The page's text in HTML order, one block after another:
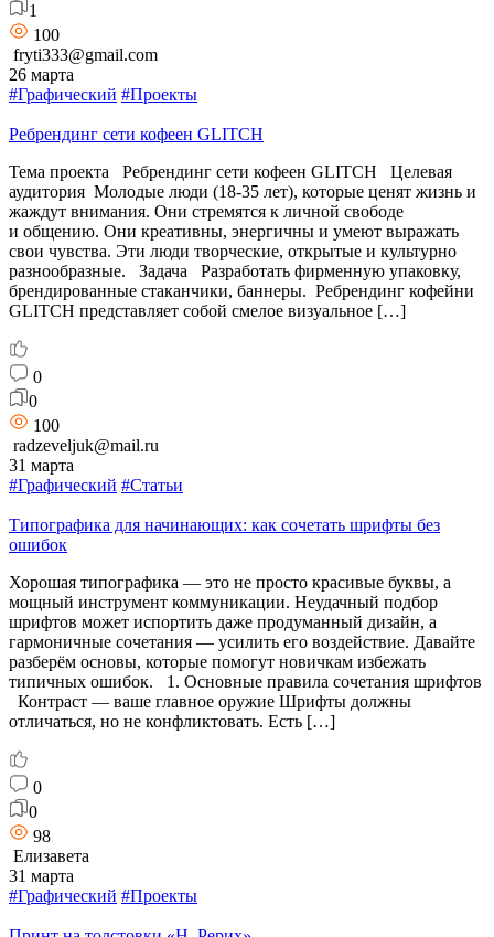
1
100
fryti333@gmail.com
26 марта
#Графический #Проекты
Ребрендинг сети кофеен GLITCH
Тема проекта Ребрендинг сети кофеен GLITCH Целевая
аудитория Молодые люди (18-35 лет), которые ценят жизнь и
жаждут внимания. Они стремятся к личной свободе
и общению. Они креативны, энергичны и умеют выражать
свои чувства. Эти люди творческие, открытые и культурно
разнообразные. Задача Разработать фирменную упаковку,
брендированные стаканчики, баннеры. Ребрендинг кофейни
GLITCH представляет собой смелое визуальное […]
0
0
100
radzeveljuk@mail.ru
31 марта
#Графический #Статьи
Типографика для начинающих: как сочетать шрифты без
ошибок
Хорошая типографика — это не просто красивые буквы, а
мощный инструмент коммуникации. Неудачный подбор
шрифтов может испортить даже продуманный дизайн, а
гармоничные сочетания — усилить его воздействие. Давайте
разберём основы, которые помогут новичкам избежать
типичных ошибок. 1. Основные правила сочетания шрифтов
Контраст — ваше главное оружие Шрифты должны
отличаться, но не конфликтовать. Есть […]
0
0
98
Елизавета
31 марта
#Графический #Проекты